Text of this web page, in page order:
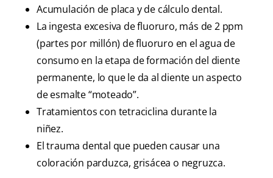
Acumulación de placa y de cálculo dental.
La ingesta excesiva de fluoruro, más de 2 ppm
(partes por millón) de fluoruro en el agua de
consumo en la etapa de formación del diente
permanente, lo que le da al diente un aspecto
de esmalte “moteado”.
Tratamientos con tetraciclina durante la
niñez.
El trauma dental que pueden causar una
coloración parduzca, grisácea o negruzca.